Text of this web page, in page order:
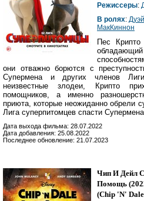
Режиссеры:
В ролях:
МакКиннон
Пес
они отважно борются с
Супермена и других членов
неизвестные злодеи, Крипто
помощников, а именно
приюта, которые неожиданно обрели
Лига суперпитомцев спасти
Дата выхода фильма: 28.07.2022
Дата добавления: 25.08.2022
Последнее обновление: 21.07.2023
Чип И Дейл
Помощь
(Chip 'n'